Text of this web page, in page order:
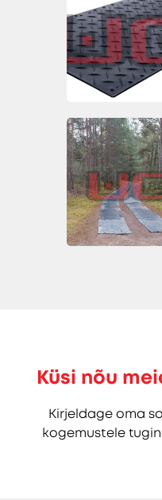
Küsi nõu
Kirjeldage oma
kogemustele